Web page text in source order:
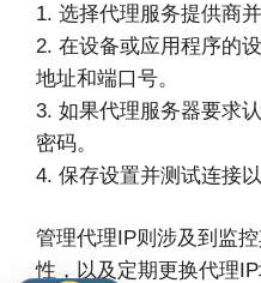
1. 选择代理服务提供商
2. 在设备或应用程序的
地址和端口号。
3. 如果代理服务器要求
密码。
4. 保存设置并测试连接
管理代理IP则涉及到监
性，以及定期更换代理